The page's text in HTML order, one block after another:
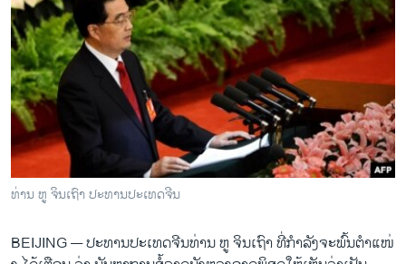
ອິດສະຫຼະພາບດ້ານການຂ່າວ
ຊີວິດຊາວລາວ
ຊຸມຊົນຊາວລາວ
ວິທະຍາສາດ-ເທັກໂນໂລຈີ
ທຸລະກິດ
ພາສາອັງກິດ
ວີດີໂອ
ສຽງ
ທ່ານ ຫູ ຈິນເຖົາ ປະທານປະເທດຈີນ
BEIJING —ປະທານປະ​ເທດ​ຈີນທ່ານ ຫູ ຈິນ​ເຖົາ ທີ່​ກໍາລັງ​ຈະ​ພົ້ນ​ຕໍາ​ແໜ່​